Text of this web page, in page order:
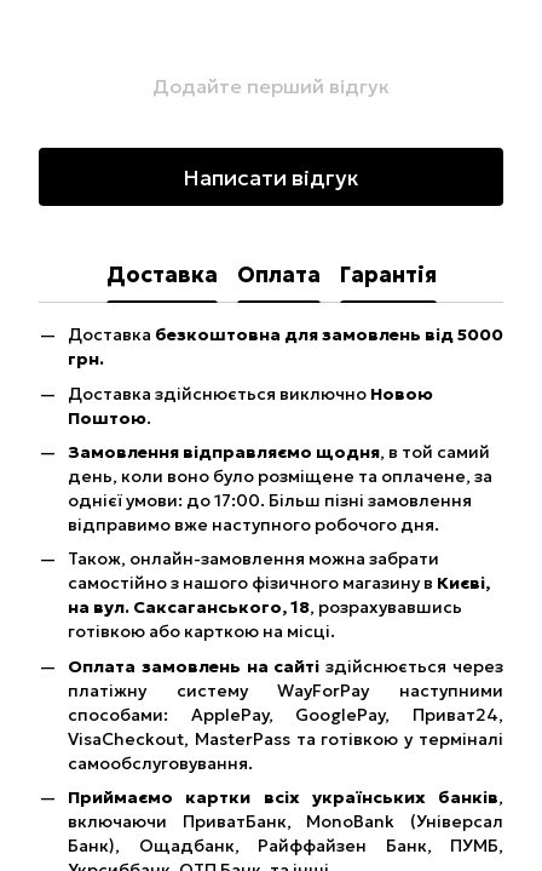
Додайте перший відгук
Написати відгук
Доставка Оплата Гарантія
Доставка безкоштовна для замовлень від 5000
грн.
Доставка здійснюється виключно Новою
Поштою.
Замовлення відправляємо щодня, в той самий
день, коли воно було розміщене та оплачене, за
однієї умови: до 17:00. Більш пізні замовлення
відправимо вже наступного робочого дня.
Також, онлайн-замовлення можна забрати
самостійно з нашого фізичного магазину в Києві,
на вул. Саксаганського, 18, розрахувавшись
готівкою або карткою на місці.
Оплата замовлень на сайтіздійснюється через
платіжну систему WayForPay наступними
способами: ApplePay, GooglePay, Приват24,
VisaCheckout, MasterPass та готівкою у терміналі
самообслуговування.
Приймаємо картки всіх українських банків,
включаючи ПриватБанк, MonoBank (Універсал
Банк), Ощадбанк, Райффайзен Банк, ПУМБ,